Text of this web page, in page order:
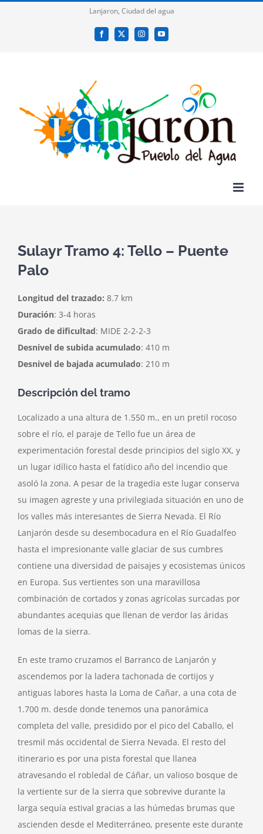
Lanjaron, Ciudad del agua
Facebook
X InstagramYouTube
Sulayr Tramo 4: Tello – Puente
Palo
Longitud del trazado: 8.7 km
Duración: 3-4 horas
Grado de dificultad: MIDE 2-2-2-3
Desnivel de subida acumulado: 410 m
Desnivel de bajada acumulado: 210 m
Descripción del tramo
Localizado a una altura de 1.550 m., en un pretil rocoso
sobre el río, el paraje de Tello fue un área de
experimentación forestal desde principios del siglo XX, y
un lugar idílico hasta el fatídico año del incendio que
asoló la zona. A pesar de la tragedia este lugar conserva
su imagen agreste y una privilegiada situación en uno de
los valles más interesantes de Sierra Nevada. El Río
Lanjarón desde su desembocadura en el Río Guadalfeo
hasta el impresionante valle glaciar de sus cumbres
contiene una diversidad de paisajes y ecosistemas únicos
en Europa. Sus vertientes son una maravillosa
combinación de cortados y zonas agrícolas surcadas por
abundantes acequias que llenan de verdor las áridas
lomas de la sierra.
En este tramo cruzamos el Barranco de Lanjarón y
ascendemos por la ladera tachonada de cortijos y
antiguas labores hasta la Loma de Cañar, a una cota de
1.700 m. desde donde tenemos una panorámica
completa del valle, presidido por el pico del Caballo, el
tresmil más occidental de Sierra Nevada. El resto del
itinerario es por una pista forestal que llanea
atravesando el robledal de Cáñar, un valioso bosque de
la vertiente sur de la sierra que sobrevive durante la
larga sequía estival gracias a las húmedas brumas que
ascienden desde el Mediterráneo, presente este durante